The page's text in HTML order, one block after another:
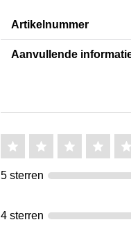
Artikelnummer
Aanvullende
5 sterren
4 sterren